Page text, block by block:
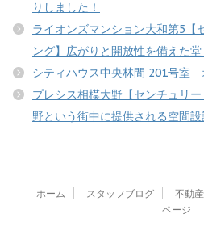
りしました！
ライオンズマンション大和第5【
ング】広がりと開放性を備えた堂
シティハウス中央林間 201号室
プレシス相模大野【センチュリ
野という街中に提供される空間設
ホーム スタッフブログ 不動
ページ